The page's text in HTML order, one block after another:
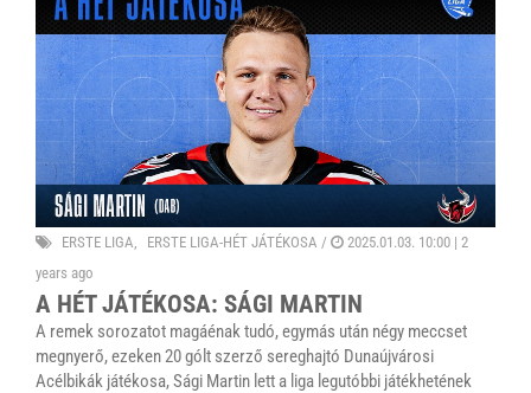
ERSTE LIGA ERSTE LIGA-HÉT JÁTÉKOSA / 2025.01.03. 10:00 | 2
years ago
A HÉT JÁTÉKOSA: SÁGI MARTIN
A remek sorozatot magáénak tudó, egymás után négy meccset
megnyerő, ezeken 20 gólt szerző sereghajtó Dunaújvárosi
Acélbikák játékosa, Sági Martin lett a liga legutóbbi játékhetének